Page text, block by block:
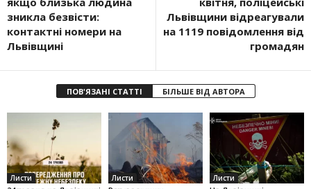
зникла безвісти:
контактні номери на
Львівщині
Львівщини відреагували
на 1119 повідомлення від
громадян
ПОВ'ЯЗАНІ СТАТТІ БІЛЬШЕ ВІД АВТОРА
Листи Листи Листи